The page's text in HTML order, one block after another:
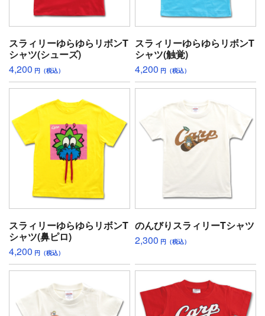
スラィリーゆらゆらリボンT
シャツ(シューズ)
4,200 円（税込）
スラィリーゆらゆらリボンT
シャツ(触覚)
4,200 円（税込）
スラィリーゆらゆらリボンT
シャツ(鼻ピロ)
4,200 円（税込）
のんびりスラィリーTシャツ
2,300 円（税込）